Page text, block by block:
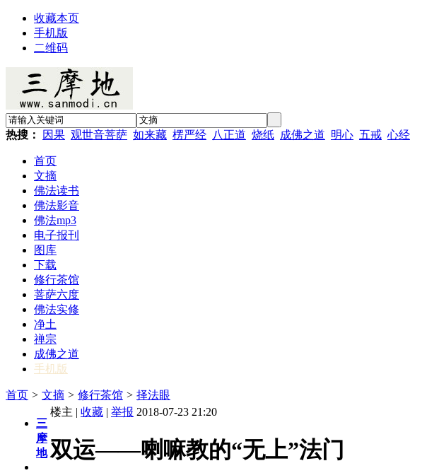
收藏本页
手机版
二维码
热搜： 因果 观世音菩萨 如来藏 楞严经 八正道 烧纸 成佛之道 明心 五戒 心经
首页
文摘
佛法读书
佛法影音
佛法mp3
电子报刊
图库
下载
修行茶馆
菩萨六度
佛法实修
净土
禅宗
成佛之道
手机版
首页 > 文摘 > 修行茶馆 > 择法眼
三
摩
地
楼主 | 收藏 | 举报 2018-07-23 21:20
双运——喇嘛教的“无上”法门